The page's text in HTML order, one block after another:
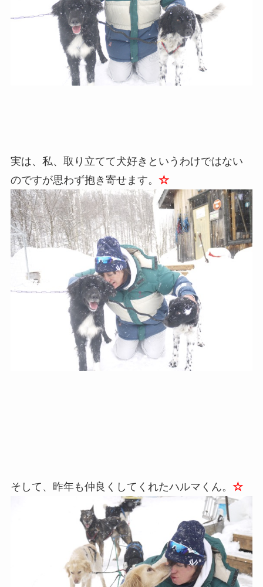
実は、私、取り立てて犬好きというわけではない
のですが思わず抱き寄せます。 ☆
そして、昨年も仲良くしてくれたハルマくん。 ☆